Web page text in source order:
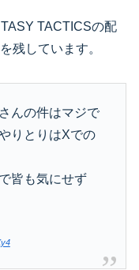
TACTICSの配
残しています。
んの件はマジで
りとりはXでの
皆も気にせず